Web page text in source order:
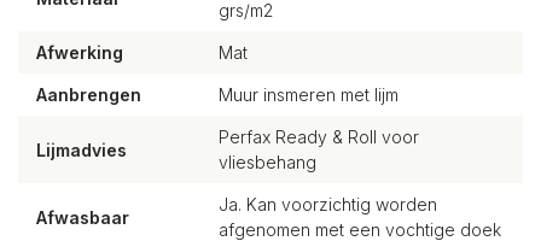
grs/m2
Afwerking Mat
Aanbrengen Muur insmeren met lijm
Lijmadvies
Perfax Ready & Roll voor
vliesbehang
Afwasbaar
Ja. Kan voorzichtig worden
afgenomen met een vochtige doek